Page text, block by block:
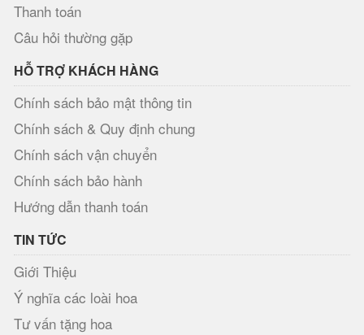
Thanh toán
Câu hỏi thường gặp
HỖ TRỢ KHÁCH HÀNG
Chính sách bảo mật thông tin
Chính sách & Quy định chung
Chính sách vận chuyển
Chính sách bảo hành
Hướng dẫn thanh toán
TIN TỨC
Giới Thiệu
Ý nghĩa các loài hoa
Tư vấn tặng hoa